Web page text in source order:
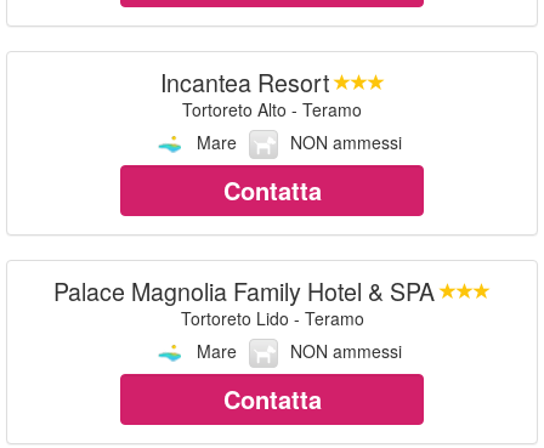
Incantea Resort
Tortoreto Alto - Teramo
Mare
NON ammessi
Contatta
Palace Magnolia Family Hotel & SPA
Tortoreto Lido - Teramo
Mare
NON ammessi
Contatta